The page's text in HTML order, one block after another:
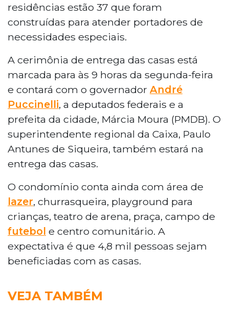
residências estão 37 que foram
construídas para atender portadores de
necessidades especiais.
A cerimônia de entrega das casas está
marcada para às 9 horas da segunda-feira
e contará com o governador André
Puccinelli, a deputados federais e a
prefeita da cidade, Márcia Moura (PMDB). O
superintendente regional da Caixa, Paulo
Antunes de Siqueira, também estará na
entrega das casas.
O condomínio conta ainda com área de
lazer, churrasqueira, playground para
crianças, teatro de arena, praça, campo de
futebol e centro comunitário. A
expectativa é que 4,8 mil pessoas sejam
beneficiadas com as casas.
VEJA TAMBÉM